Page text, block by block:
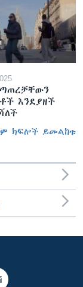
እንደያዘች
ክፍሎች ይመልከቱ